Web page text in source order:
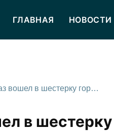
ГЛАВНАЯ НОВОСТИ
Владикавказ вошел в шестерку городов РФ с самой загрязненной почвой металлами
в